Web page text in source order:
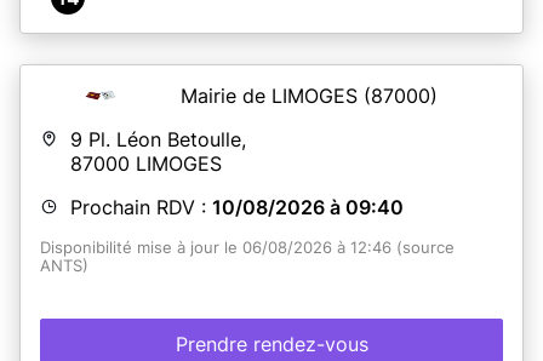
Mairie de LIMOGES (87000)
9 Pl. Léon Betoulle,
87000 LIMOGES
Prochain RDV : 10/08/2026 à 09:40
Disponibilité mise à jour le 06/08/2026 à 12:46 (source
ANTS)
Prendre rendez-vous